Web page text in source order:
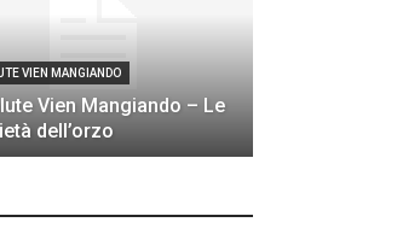
VIEN MANGIANDO
Vien Mangiando – Le
dell’orzo